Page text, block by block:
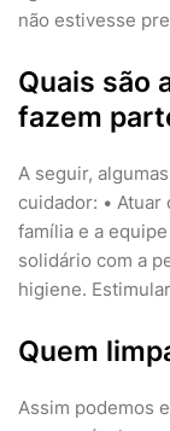
não estivesse
Quais são
fazem
A seguir,
cuidador: • Atuar
família e a
solidário com a
higiene.
Quem
Assim podemos